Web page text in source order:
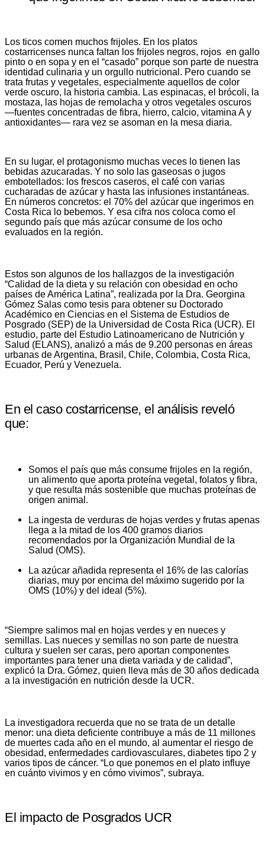
Los ticos comen muchos frijoles. En los platos
costarricenses nunca faltan los frijoles negros, rojos en gallo
pinto o en sopa y en el “casado” porque son parte de nuestra
identidad culinaria y un orgullo nutricional. Pero cuando se
trata frutas y vegetales, especialmente aquellos de color
verde oscuro, la historia cambia. Las espinacas, el brócoli, la
mostaza, las hojas de remolacha y otros vegetales oscuros
—fuentes concentradas de fibra, hierro, calcio, vitamina A y
antioxidantes— rara vez se asoman en la mesa diaria.
En su lugar, el protagonismo muchas veces lo tienen las
bebidas azucaradas. Y no solo las gaseosas o jugos
embotellados: los frescos caseros, el café con varias
cucharadas de azúcar y hasta las infusiones instantáneas.
En números concretos: el 70% del azúcar que ingerimos en
Costa Rica lo bebemos. Y esa cifra nos coloca como el
segundo país que más azúcar consume de los ocho
evaluados en la región.
Estos son algunos de los hallazgos de la investigación
“Calidad de la dieta y su relación con obesidad en ocho
países de América Latina”, realizada por la Dra. Georgina
Gómez Salas como tesis para obtener su Doctorado
Académico en Ciencias en el Sistema de Estudios de
Posgrado (SEP) de la Universidad de Costa Rica (UCR). El
estudio, parte del Estudio Latinoamericano de Nutrición y
Salud (ELANS), analizó a más de 9.200 personas en áreas
urbanas de Argentina, Brasil, Chile, Colombia, Costa Rica,
Ecuador, Perú y Venezuela.
En el caso costarricense, el análisis reveló
que:
Somos el país que más consume frijoles en la región,
un alimento que aporta proteína vegetal, folatos y fibra,
y que resulta más sostenible que muchas proteínas de
origen animal.
La ingesta de verduras de hojas verdes y frutas apenas
llega a la mitad de los 400 gramos diarios
recomendados por la Organización Mundial de la
Salud (OMS).
La azúcar añadida representa el 16% de las calorías
diarias, muy por encima del máximo sugerido por la
OMS (10%) y del ideal (5%).
“Siempre salimos mal en hojas verdes y en nueces y
semillas. Las nueces y semillas no son parte de nuestra
cultura y suelen ser caras, pero aportan componentes
importantes para tener una dieta variada y de calidad”,
explicó la Dra. Gómez, quien lleva más de 30 años dedicada
a la investigación en nutrición desde la UCR.
La investigadora recuerda que no se trata de un detalle
menor: una dieta deficiente contribuye a más de 11 millones
de muertes cada año en el mundo, al aumentar el riesgo de
obesidad, enfermedades cardiovasculares, diabetes tipo 2 y
varios tipos de cáncer. “Lo que ponemos en el plato influye
en cuánto vivimos y en cómo vivimos”, subraya.
El impacto de Posgrados UCR